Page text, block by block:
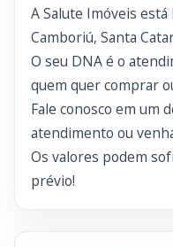
A Salute Imóveis
Camboriú, Santa
O seu DNA é o
quem quer comprar
Fale conosco em um
atendimento ou
Os valores podem
prévio!